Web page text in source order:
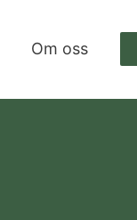
Om oss